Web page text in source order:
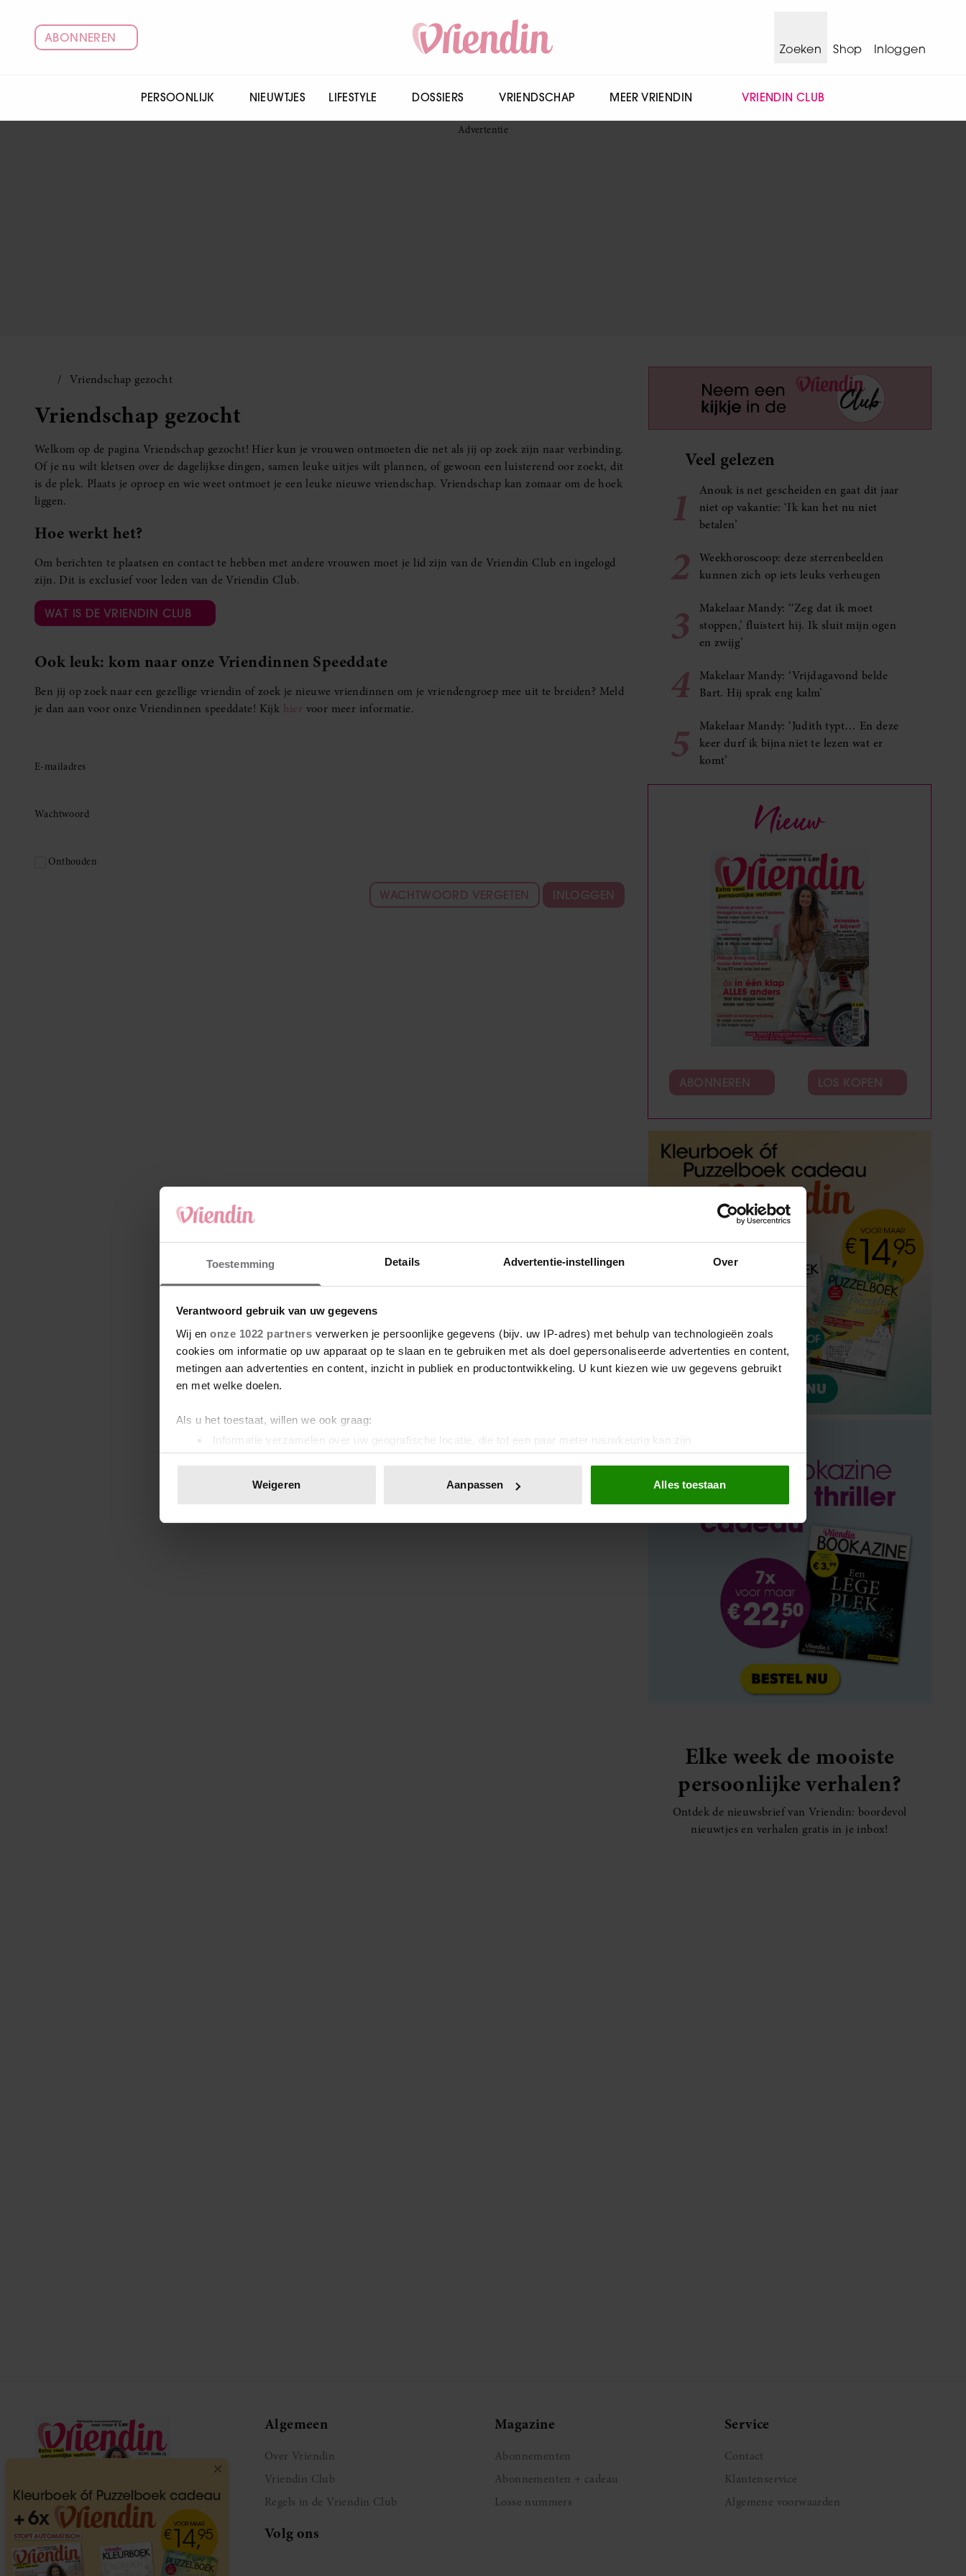
Toestemming Details Advertentie-instellingen Over
Verantwoord gebruik van uw gegevens
Wij en onze 1022 partners verwerken je persoonlijke gegevens (bijv. uw IP-adres) met behulp van technologieën zoals
cookies om informatie op uw apparaat op te slaan en te gebruiken met als doel gepersonaliseerde advertenties en content,
metingen aan advertenties en content, inzicht in publiek en productontwikkeling. U kunt kiezen wie uw gegevens gebruikt
en met welke doelen.
Als u het toestaat, willen we ook graag:
Informatie verzamelen over uw geografische locatie, die tot een paar meter nauwkeurig kan zijn
Uw apparaat identificeren door het actief te scannen op specifieke eigenschappen (fingerprinting)
toestemming op elk moment wijzigen of intrekken in de Cookieverklaring.
We gebruiken cookies om content en advertenties te personaliseren, om functies voor social media te bieden en om ons
media, adverteren en analyse. Deze partners kunnen deze gegevens combineren met andere informatie die u aan ze heeft
verstrekt of die ze hebben verzameld op basis van uw gebruik van hun services. U gaat akkoord met onze cookies als u
Weigeren Aanpassen Alles toestaan
ABONNEREN
Zoeken
Shop Inloggen
PERSOONLIJK NIEUWTJES LIFESTYLE DOSSIERS VRIENDSCHAP MEER VRIENDIN VRIENDIN CLUB
Vriendschap gezocht
Vriendschap gezocht
Welkom op de pagina Vriendschap gezocht! Hier kun je vrouwen ontmoeten die net als jij op zoek zijn naar verbinding.
Of je nu wilt kletsen over de dagelijkse dingen, samen leuke uitjes wilt plannen, of gewoon een luisterend oor zoekt, dit
is de plek. Plaats je oproep en wie weet ontmoet je een leuke nieuwe vriendschap. Vriendschap kan zomaar om de hoek
liggen.
Hoe werkt het?
Om berichten te plaatsen en contact te hebben met andere vrouwen moet je lid zijn van de Vriendin Club en ingelogd
zijn. Dit is exclusief voor leden van de Vriendin Club.
WAT IS DE VRIENDIN CLUB
Ook leuk: kom naar onze Vriendinnen Speeddate
Ben jij op zoek naar een gezellige vriendin of zoek je nieuwe vriendinnen om je vriendengroep mee uit te breiden? Meld
je dan aan voor onze Vriendinnen speeddate! Kijk hier voor meer informatie.
E-mailadres
Wachtwoord
Onthouden
WACHTWOORD VERGETEN INLOGGEN
Veel gelezen
1
Anouk is net gescheiden en gaat dit jaar
niet op vakantie: ‘Ik kan het nu niet
betalen’
2
Weekhoroscoop: deze sterrenbeelden
kunnen zich op iets leuks verheugen
3
Makelaar Mandy: ‘‘Zeg dat ik moet
stoppen,’ fluistert hij. Ik sluit mijn ogen
en zwijg’
4
Makelaar Mandy: ‘Vrijdagavond belde
Bart. Hij sprak eng kalm’
5
Makelaar Mandy: ‘Judith typt… En deze
keer durf ik bijna niet te lezen wat er
komt’
Nieuw
ABONNEREN LOS KOPEN
Elke week de mooiste
persoonlijke verhalen?
Ontdek de nieuwsbrief van Vriendin: boordevol
nieuwtjes en verhalen gratis in je inbox!
Algemeen
Over Vriendin
Vriendin Club
Regels in de Vriendin Club
Volg ons
Magazine
Abonnementen
Abonnementen + cadeau
Losse nummers
Service
Contact
Klantenservice
Algemene voorwaarden